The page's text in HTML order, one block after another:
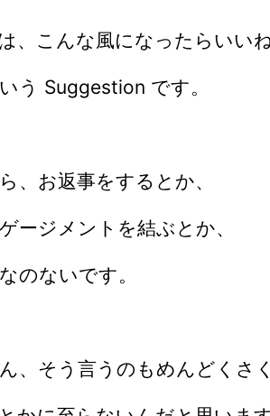
、こんな風になったらいい
う Suggestion です。
、お返事をするとか、
ージメントを結ぶとか、
のないです。
、そう言うのもめんどくさく